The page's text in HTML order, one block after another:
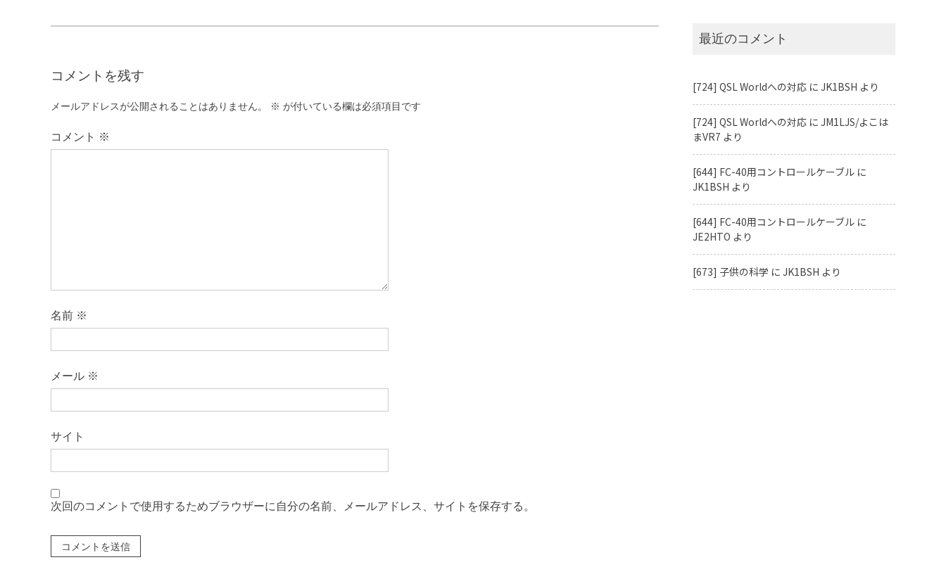
ー
シ
ン
コメントを残す
メールアドレスが公開されることはありません。 ※ が付いている欄は必須項目です
コメント ※
名前 ※
メール ※
サイト
次回のコメントで使用するためブラウザーに自分の名前、メールアドレス、サイトを保存する。
最近のコメント
[724] QSL Worldへの対応 に JK1BSH より
[724] QSL Worldへの対応 に JM1LJS/よこは
まVR7 より
[644] FC-40用コントロールケーブル に
JK1BSH より
[644] FC-40用コントロールケーブル に
JE2HTO より
[673] 子供の科学 に JK1BSH より